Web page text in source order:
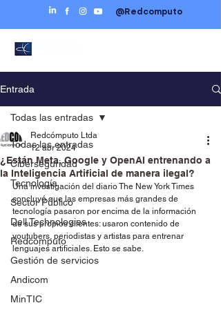
@Redcomputo
Entrada
Todas las entradas
Ciberseguridad
Tecnología
Sector Público
Dell Technologies
Redcómputo
Gestión de servicios
Andicom
MinTIC
Todas las entradas
¿Están Meta, Google y OpenAI entrenando a
la Inteligencia Artificial de manera ilegal?
Redcómputo Ltda
12 abr 2024
Una investigación del diario The New York Times
concluyó que las empresas más grandes de
tecnología pasaron por encima de la información
de sus propios clientes: usaron contenido de
youtubers, periodistas y artistas para entrenar
lenguajes artificiales. Esto se sabe.